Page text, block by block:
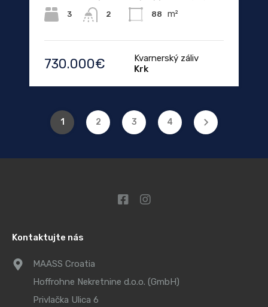
3 2 88 m²
730.000€
Kvarnerský záliv
Krk
1 2 3 4
Kontaktujte nás
MAASS Croatia
Hoffrohne Nekretnine d.o.o. (GmbH)
Privlačka Ulica 6